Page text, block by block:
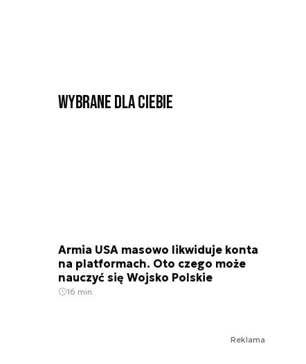
Wybrane dla Ciebie
Armia USA masowo likwiduje konta
na platformach. Oto czego może
nauczyć się Wojsko Polskie
16 min.
Reklama